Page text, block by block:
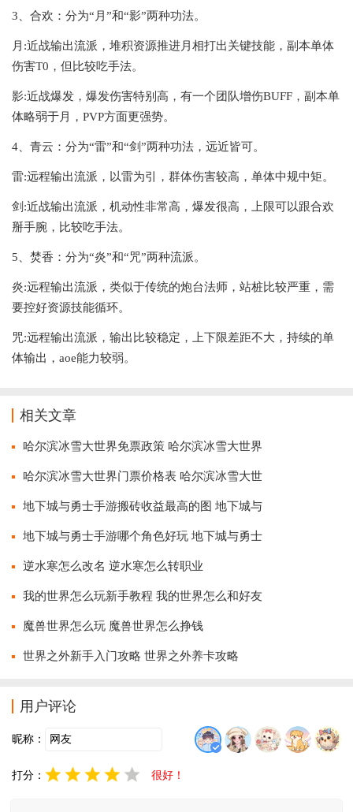
3、合欢：分为“月”和“影”两种功法。
月:近战输出流派，堆积资源推进月相打出关键技能，副本单体
伤害T0，但比较吃手法。
影:近战爆发，爆发伤害特别高，有一个团队增伤BUFF，副本单
体略弱于月，PVP方面更强势。
4、青云：分为“雷”和“剑”两种功法，远近皆可。
雷:远程输出流派，以雷为引，群体伤害较高，单体中规中矩。
剑:近战输出流派，机动性非常高，爆发很高，上限可以跟合欢
掰手腕，比较吃手法。
5、焚香：分为“炎”和“咒”两种流派。
炎:远程输出流派，类似于传统的炮台法师，站桩比较严重，需
要控好资源技能循环。
咒:远程输出流派，输出比较稳定，上下限差距不大，持续的单
体输出，aoe能力较弱。
相关文章
哈尔滨冰雪大世界免票政策 哈尔滨冰雪大世界
哈尔滨冰雪大世界门票价格表 哈尔滨冰雪大世
地下城与勇士手游搬砖收益最高的图 地下城与
地下城与勇士手游哪个角色好玩 地下城与勇士
逆水寒怎么改名 逆水寒怎么转职业
我的世界怎么玩新手教程 我的世界怎么和好友
魔兽世界怎么玩 魔兽世界怎么挣钱
世界之外新手入门攻略 世界之外养卡攻略
用户评论
昵称：
打分： 很好！